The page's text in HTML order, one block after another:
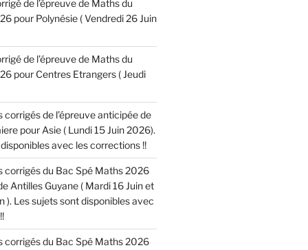
de l’épreuve de Maths du
pour Polynésie ( Vendredi 26 Juin
de l’épreuve de Maths du
pour Centres Etrangers ( Jeudi
corrigés de l’épreuve anticipée de
pour Asie ( Lundi 15 Juin 2026).
avec les corrections !!
corrigés du Bac Spé Maths 2026
Antilles Guyane ( Mardi 16 Juin et
). Les sujets sont disponibles avec
corrigés du Bac Spé Maths 2026